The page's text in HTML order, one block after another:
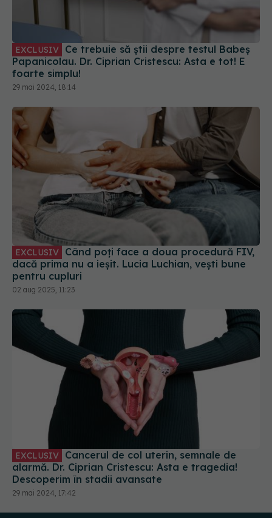
EXCLUSIV
Papanicolau. Dr. Ciprian Cristescu: Asta e tot! E
foarte simplu!
29 mai 2024, 18:14
EXCLUSIV
dacă prima nu a ieșit. Lucia Luchian, vești bune
pentru cupluri
02 aug 2025, 11:23
EXCLUSIV
Descoperim în stadii avansate
29 mai 2024, 17:42